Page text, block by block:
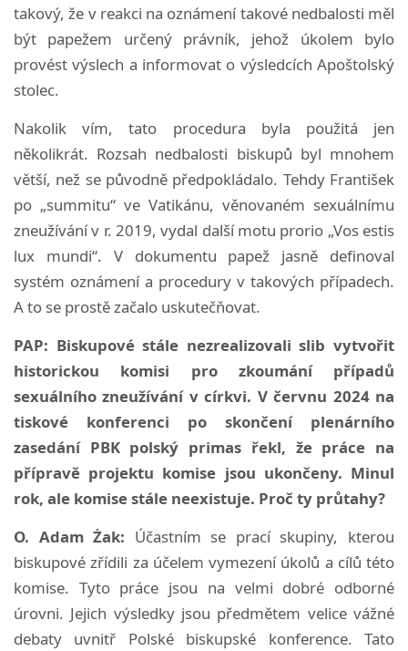
takový, že v reakci na oznámení takové nedbalosti měl
být papežem určený právník, jehož úkolem bylo
provést výslech a informovat o výsledcích Apoštolský
stolec.
Nakolik vím, tato procedura byla použitá jen
několikrát. Rozsah nedbalosti biskupů byl mnohem
větší, než se původně předpokládalo. Tehdy František
po „summitu“ ve Vatikánu, věnovaném sexuálnímu
zneužívání v r. 2019, vydal další motu prorio „Vos estis
lux mundi“. V dokumentu papež jasně definoval
systém oznámení a procedury v takových případech.
A to se prostě začalo uskutečňovat.
PAP: Biskupové stále nezrealizovali slib vytvořit
historickou komisi pro zkoumání případů
sexuálního zneužívání v církvi. V červnu 2024 na
tiskové konferenci po skončení plenárního
zasedání PBK polský primas řekl, že práce na
přípravě projektu komise jsou ukončeny. Minul
rok, ale komise stále neexistuje. Proč ty průtahy?
O. Adam Żak: Účastním se prací skupiny, kterou
biskupové zřídili za účelem vymezení úkolů a cílů této
komise. Tyto práce jsou na velmi dobré odborné
úrovni. Jejich výsledky jsou předmětem velice vážné
debaty uvnitř Polské biskupské konference. Tato